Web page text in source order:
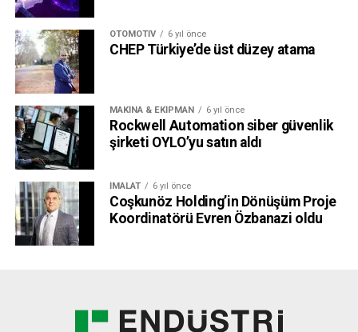
OTOMOTIV 6 yıl önce
CHEP Türkiye’de üst düzey atama
MAKINA & EKIPMAN 6 yıl önce
Rockwell Automation siber güvenlik
şirketi OYLO’yu satın aldı
İMALAT 6 yıl önce
Coşkunöz Holding’in Dönüşüm Proje
Koordinatörü Evren Özbanazi oldu